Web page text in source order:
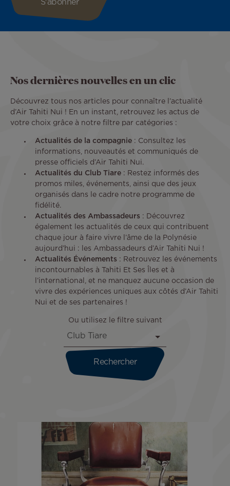
Nos dernières nouvelles en un clic
Découvrez tous nos articles pour connaître l’actualité
d’Air Tahiti Nui ! En un instant, retrouvez les actus de
votre choix grâce à notre filtre par catégories :
Actualités de la compagnie : Consultez les
informations, nouveautés et communiqués de
presse officiels d’Air Tahiti Nui.
Actualités du Club Tiare : Restez informés des
promos miles, événements, ainsi que des jeux
organisés dans le cadre notre programme de
fidélité.
Actualités des Ambassadeurs : Découvrez
également les actualités de ceux qui contribuent
chaque jour à faire vivre l’âme de la Polynésie
aujourd’hui : les Ambassadeurs d’Air Tahiti Nui !
Actualités Événements : Retrouvez les événements
incontournables à Tahiti Et Ses Îles et à
l’international, et ne manquez aucune occasion de
vivre des expériences uniques aux côtés d’Air Tahiti
Nui et de ses partenaires !
Ou utilisez le filtre suivant